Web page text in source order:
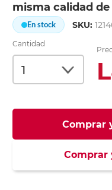
misma calidad
En stock SKU:
Cantidad
Comprar
Comprar